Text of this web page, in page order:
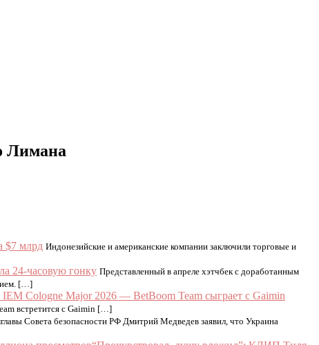
Лимана
$7 млрд Индонезийские и американские компании заключили торговые и
24-часовую гонку Представленный в апреле хэтчбек с доработанным
[…]
Cologne Major 2026 — BetBoom Team сыграет с Gaimin
встретится с Gaimin […]
Совета безопасности РФ Дмитрий Медведев заявил, что Украина